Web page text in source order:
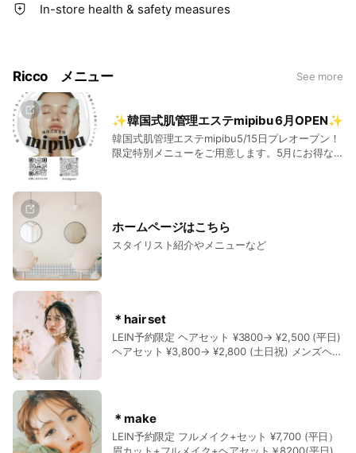
In-store health & safety measures
Ricco メニュー See more
✨韓国式肌管理エステmipibu 6月OPEN✨
韓国式肌管理エステmipibu5/15日プレオープン！
限定特別メニューをご用意します。5月にお得な
会のため 木曜日をお休みさせて頂きます HP
https://www.setsalon-ricco-osaka-umed.info/
ホームページはこちら
スタイリスト紹介やメニューなど
＊hair set
LEIN予約限定 ヘアセット ¥3800→ ¥2,500 (平日)
ヘアセット ¥3,800→ ¥2,800 (土日祝)​ ​メンズヘア
定》★リボンつけ放題ヘアセット★ ￥2800
《平日限定》イベントに！ヘアセットペア割 2名
＊make
LEIN予約限定 フルメイク+セット ¥7,700 (平日）